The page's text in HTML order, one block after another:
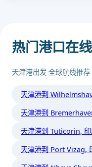
热门港口在
天津港出发 全球航线推
天津港到
天津港到
天津港到 Tuticorin,
天津港到 Port Vizag,